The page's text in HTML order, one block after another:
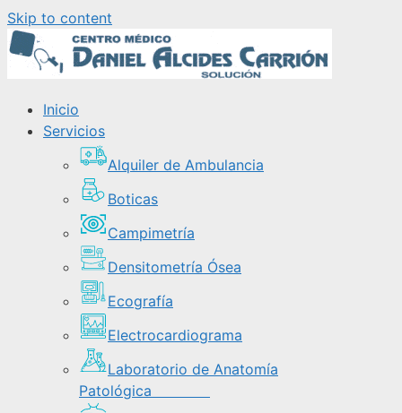
Skip to content
Inicio
Servicios
Alquiler de Ambulancia
Boticas
Campimetría
Densitometría Ósea
Ecografía
Electrocardiograma
Laboratorio de Anatomía
Patológica